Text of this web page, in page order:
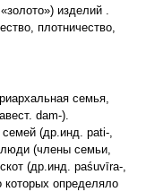
изделий .
плотничество,
семья,
dam-).
(др.инд. pati-,
(члены семьи,
(др.инд. paśuvīra-,
которых определяло